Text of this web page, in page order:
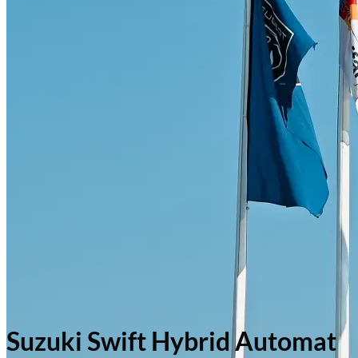
Suzuki Swift Hybrid Automat